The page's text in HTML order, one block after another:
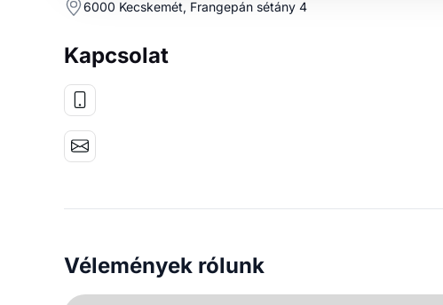
6000 Kecskemét, Frangepán sétány 4
Kapcsolat
Vélemények rólunk